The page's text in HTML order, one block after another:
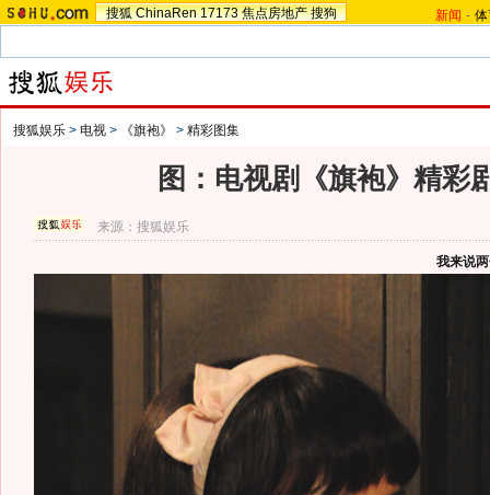
搜狐 ChinaRen 17173 焦点房地产 搜狗 新闻 -
搜狐娱乐 > 电视 > 《旗袍》 > 精彩图集
图：电视剧《旗袍》精彩
来源：搜狐娱乐
我来说